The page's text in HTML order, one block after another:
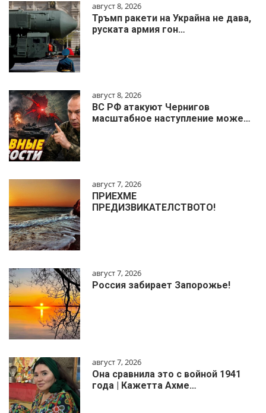
август 8, 2026
Тръмп ракети на Украйна не дава,
руската армия гон…
август 8, 2026
ВС РФ атакуют Чернигов
масштабное наступление може…
август 7, 2026
ПРИЕХМЕ
ПРЕДИЗВИКАТЕЛСТВОТО!
август 7, 2026
Россия забирает Запорожье!
август 7, 2026
Она сравнила это с войной 1941
года | Кажетта Ахме…